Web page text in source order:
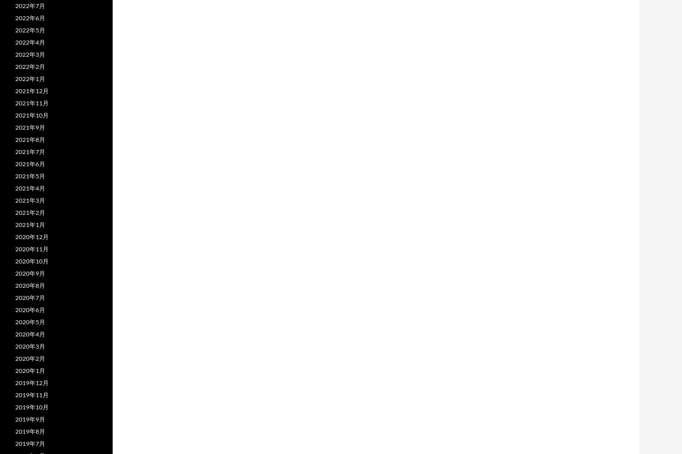
2022年7月
2022年6月
2022年5月
2022年4月
2022年3月
2022年2月
2022年1月
2021年12月
2021年11月
2021年10月
2021年9月
2021年8月
2021年7月
2021年6月
2021年5月
2021年4月
2021年3月
2021年2月
2021年1月
2020年12月
2020年11月
2020年10月
2020年9月
2020年8月
2020年7月
2020年6月
2020年5月
2020年4月
2020年3月
2020年2月
2020年1月
2019年12月
2019年11月
2019年10月
2019年9月
2019年8月
2019年7月